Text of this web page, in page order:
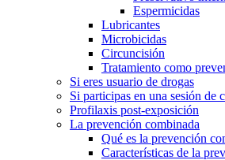
Espermicidas
Lubricantes
Microbicidas
Circuncisión
Tratamiento como
Si eres usuario de drogas
Si participas en una sesión de
Profilaxis post-exposición
La prevención combinada
Qué es la prevención
Características de la